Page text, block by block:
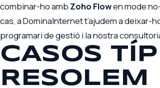
combinar-ho amb Zoho Flowen mode
cas, a DominaInternet t’ajudem a deixar-
programari de gestió i la nostra
CASOS
RESOLEM